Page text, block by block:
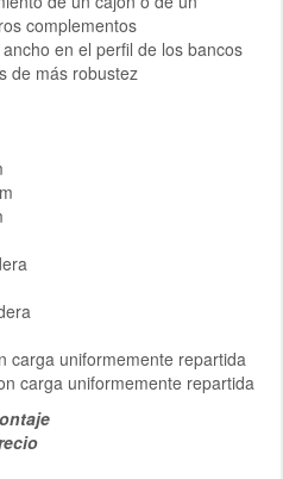
complementos
en el perfil de los bancos
de más robustez
carga uniformemente repartida
carga uniformemente repartida